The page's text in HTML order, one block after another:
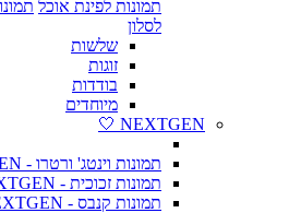
תמונות לפינת אוכל
לסלון
שלשות
זוגות
בודדות
מיוחדים
NEXTGEN 🤍
תמונות וינטג' ורטרו - NEXTGEN
תמונות זכוכית - NEXTGEN
תמונות קנבס - NEXTGEN